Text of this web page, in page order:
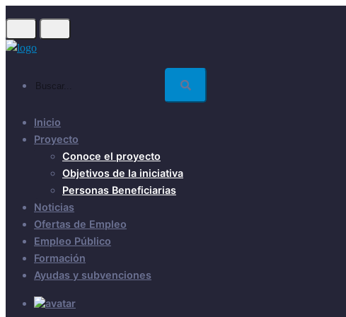
main
Inicio
Proyecto
Conoce el proyecto
Objetivos de la iniciativa
Personas Beneficiarias
Noticias
Ofertas de Empleo
Empleo Público
Formación
Ayudas y subvenciones